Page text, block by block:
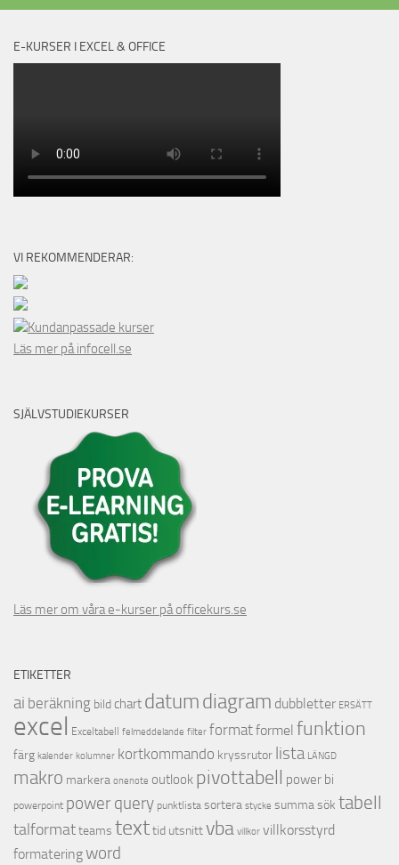
E-KURSER I EXCEL & OFFICE
VI REKOMMENDERAR:
Kundanpassade kurser
Läs mer på infocell.se
SJÄLVSTUDIEKURSER
Läs mer om våra e-kurser på officekurs.se
ETIKETTER
ai beräkning bild chart datumdiagram dubbletter ERSÄTT
excel Exceltabell felmeddelande filter formatformel funktion
färg kalender kolumner kortkommando kryssrutor lista LÄNGD
makro markera onenote outlook pivottabell power bi
powerpoint power query punktlista sortera stycke summasök tabell
talformatteams texttid utsnittvba villkor villkorsstyrd
formateringword